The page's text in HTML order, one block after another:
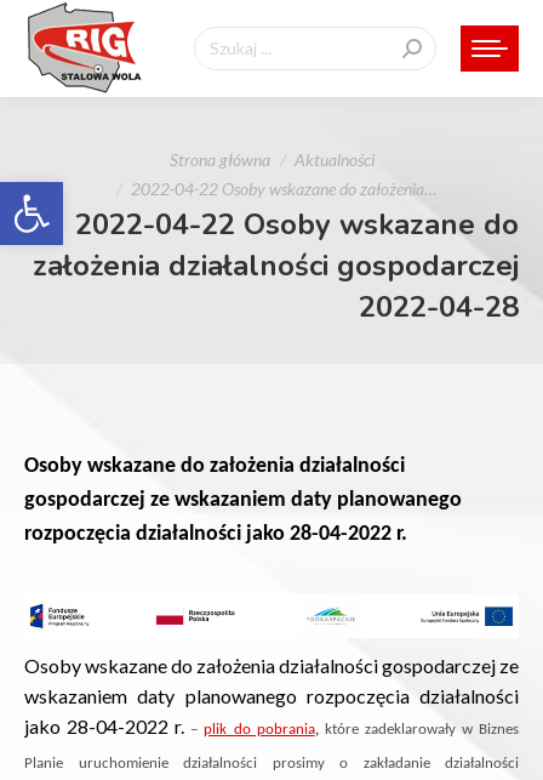
Otwórz pasek narzędzi
Szukaj:
Strona główna
Aktualności
2022-04-22 Osoby wskazane do założenia…
2022-04-22 Osoby wskazane do
założenia działalności gospodarczej
2022-04-28
Osoby wskazane do założenia działalności
gospodarczej ze wskazaniem daty planowanego
rozpoczęcia działalności jako 28-04-2022 r.
Osoby wskazane do założenia działalności gospodarczej ze
wskazaniem daty planowanego rozpoczęcia działalności
jako 28-04-2022 r. –plik do pobrania,które zadeklarowały w Biznes
Planie uruchomienie działalności prosimy o zakładanie działalności